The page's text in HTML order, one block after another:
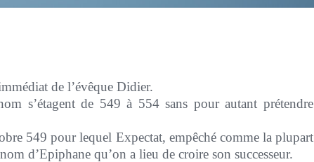
de l’évêque Didier.
s’étagent de 549 à 554 sans pour autant prétendre
549 pour lequel Expectat, empêché comme la plupart
d’Epiphane qu’on a lieu de croire son successeur.